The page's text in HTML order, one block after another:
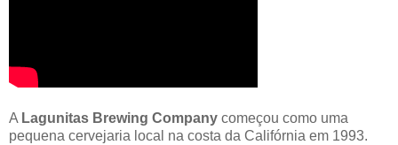
A Lagunitas Brewing Company começou como uma
pequena cervejaria local na costa da Califórnia em 1993.